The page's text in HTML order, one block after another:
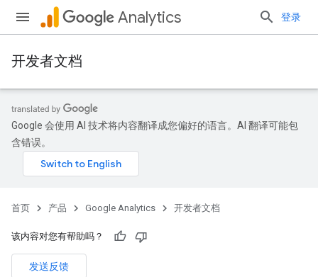
Analytics 登录
开发者文档
Google 会使用 AI 技术将内容翻译成您偏好的语言。AI 翻译可能包
含错误。
首页 产品 Google Analytics 开发者文档
该内容对您有帮助吗？
发送反馈